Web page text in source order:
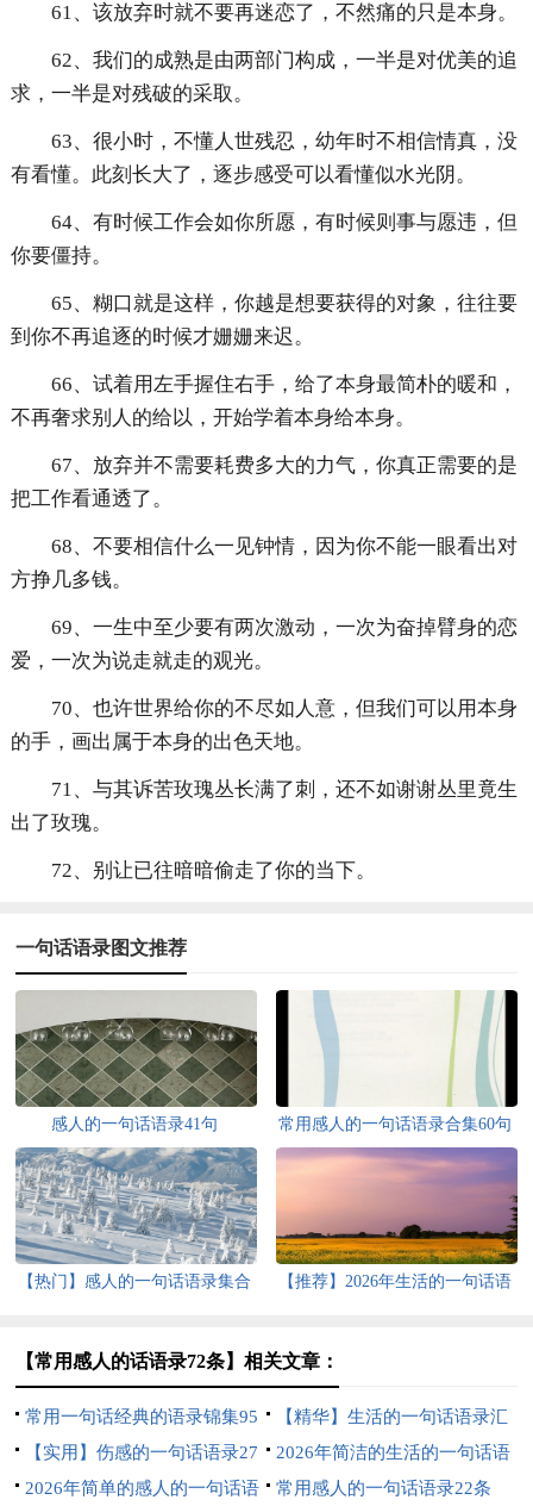
61、该放弃时就不要再迷恋了，不然痛的只是本身。
62、我们的成熟是由两部门构成，一半是对优美的追
求，一半是对残破的采取。
63、很小时，不懂人世残忍，幼年时不相信情真，没
有看懂。此刻长大了，逐步感受可以看懂似水光阴。
64、有时候工作会如你所愿，有时候则事与愿违，但
你要僵持。
65、糊口就是这样，你越是想要获得的对象，往往要
到你不再追逐的时候才姗姗来迟。
66、试着用左手握住右手，给了本身最简朴的暖和，
不再奢求别人的给以，开始学着本身给本身。
67、放弃并不需要耗费多大的力气，你真正需要的是
把工作看通透了。
68、不要相信什么一见钟情，因为你不能一眼看出对
方挣几多钱。
69、一生中至少要有两次激动，一次为奋掉臂身的恋
爱，一次为说走就走的观光。
70、也许世界给你的不尽如人意，但我们可以用本身
的手，画出属于本身的出色天地。
71、与其诉苦玫瑰丛长满了刺，还不如谢谢丛里竟生
出了玫瑰。
72、别让已往暗暗偷走了你的当下。
一句话语录图文推荐
感人的一句话语录41句 常用感人的一句话语录合集60句
【热门】感人的一句话语录集合
【推荐】2026年生活的一句话语
【常用感人的话语录72条】相关文章：
常用一句话经典的语录锦集95
句
【精华】生活的一句话语录汇
编70条
【实用】伤感的一句话语录27
条
2026年简洁的生活的一句话语
录45句
2026年简单的感人的一句话语 常用感人的一句话语录22条